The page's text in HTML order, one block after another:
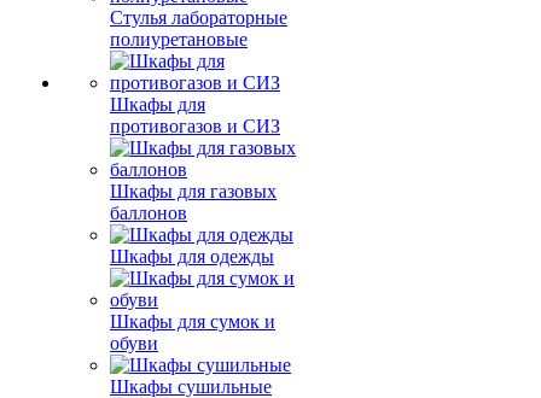
Стулья лабораторные
полиуретановые
Шкафы для
противогазов и СИЗ
Шкафы для газовых
баллонов
Шкафы для одежды
Шкафы для сумок и
обуви
Шкафы сушильные